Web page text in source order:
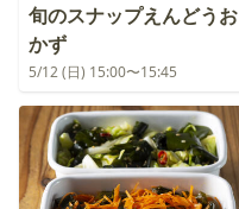
旬のスナップえんどうお
かず
5/12 (日) 15:00〜15:45